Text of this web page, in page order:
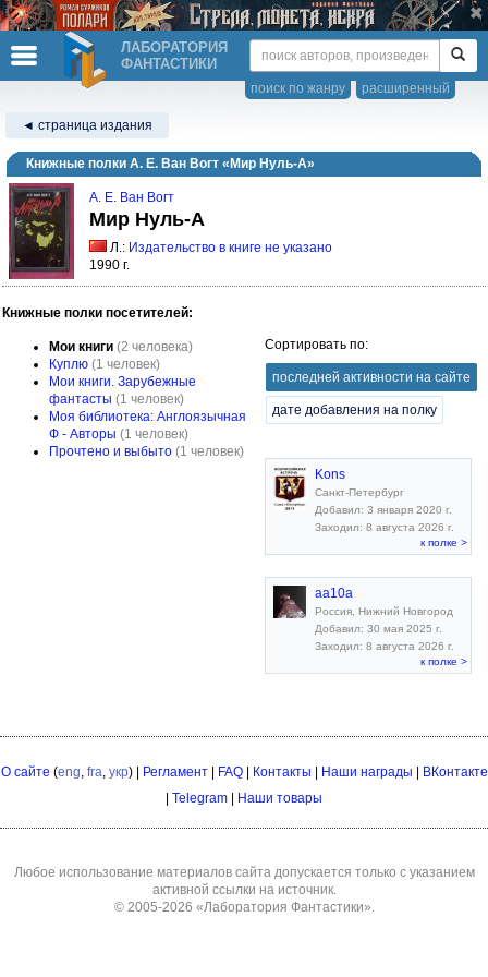
ЛАБОРАТОРИЯ
ФАНТАСТИКИ
расширенный
поиск по жанру
◄ страница издания
Книжные полки А. Е. Ван Вогт «Мир Нуль-А»
А. Е. Ван Вогт
Мир Нуль-А
Л.: Издательство в книге не указано
1990 г.
Книжные полки посетителей:
Мои книги (2 человека)
Куплю (1 человек)
Мои книги. Зарубежные
фантасты (1 человек)
Моя библиотека: Англоязычная
Ф - Авторы (1 человек)
Прочтено и выбыто (1 человек)
Сортировать по:
последней активности на сайте
дате добавления на полку
Kons
Санкт-Петербург
Добавил: 3 января 2020 г.
Заходил: 8 августа 2026 г.
к полке >
aa10a
Россия, Нижний Новгород
Добавил: 30 мая 2025 г.
Заходил: 8 августа 2026 г.
к полке >
О сайте (eng, fra, укр) | Регламент| FAQ| Контакты Наши награды
ВКонтакте
Telegram Наши товары
Любое использование материалов сайта допускается только с указанием
активной ссылки на источник.
© 2005-2026 «Лаборатория Фантастики».